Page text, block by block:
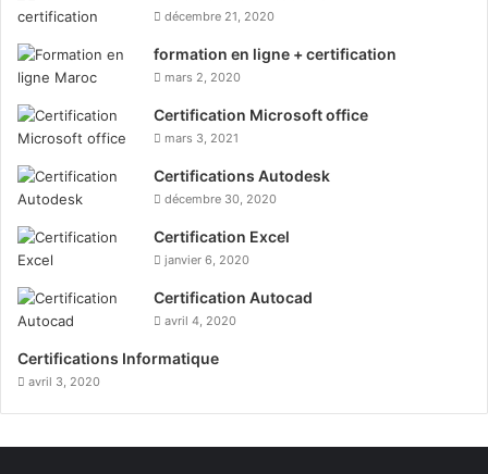
décembre 21, 2020
formation en ligne + certification
mars 2, 2020
Certification Microsoft office
mars 3, 2021
Certifications Autodesk
décembre 30, 2020
Certification Excel
janvier 6, 2020
Certification Autocad
avril 4, 2020
Certifications Informatique
avril 3, 2020